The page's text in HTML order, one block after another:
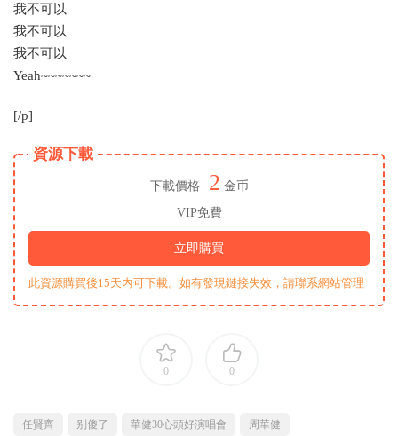
我不可以
我不可以
我不可以
Yeah~~~~~~~
[/p]
資源下載
下載價格 2 金币
VIP免費
立即購買
此資源購買後15天内可下載。如有發現鏈接失效，請聯系網站管理
0 0
任賢齊 别傻了 華健30心頭好演唱會 周華健